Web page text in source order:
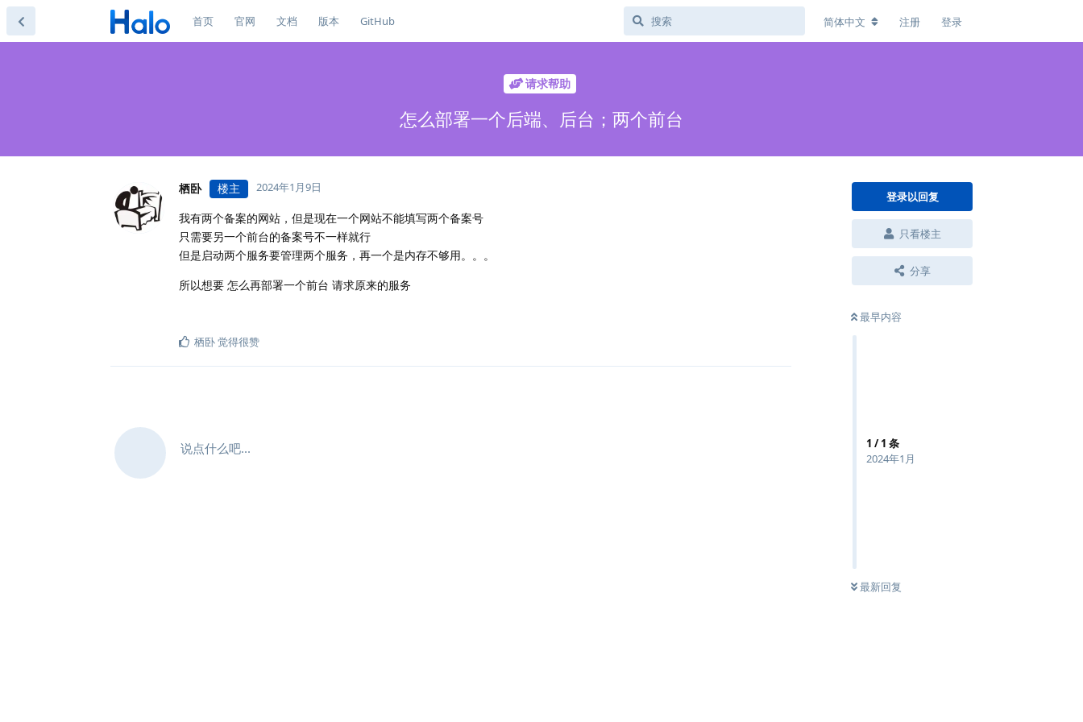
首页 官网 文档 版本 GitHub 简体中文 注册 登录
请求帮助
怎么部署一个后端、后台；两个前台
登录以回复
只看楼主
分享
最早内容
1 /1 条
2024年1月
最新回复
栖卧 楼主 2024年1月9日
我有两个备案的网站，但是现在一个网站不能填写两个备案号
只需要另一个前台的备案号不一样就行
但是启动两个服务要管理两个服务，再一个是内存不够用。。。
所以想要 怎么再部署一个前台 请求原来的服务
栖卧觉得很赞
说点什么吧...